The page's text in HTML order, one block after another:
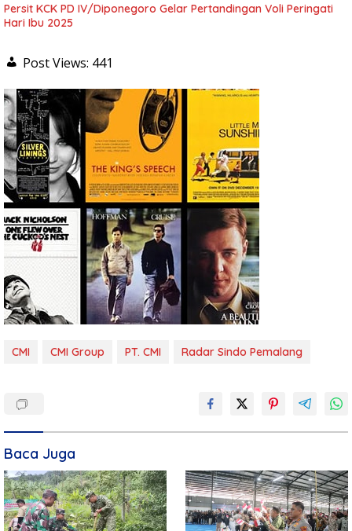
Persit KCK PD IV/Diponegoro Gelar Pertandingan Voli Peringati
Hari Ibu 2025
Post Views: 441
CMI CMI Group PT. CMI Radar Sindo Pemalang
Baca Juga